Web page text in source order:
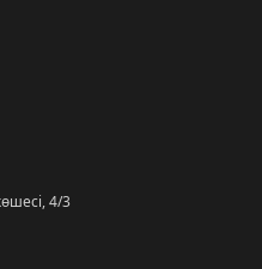
4/3